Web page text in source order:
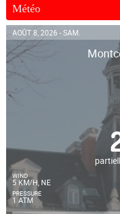
Météo
AOÛT 8, 2026 - SAM.
WIND
5 KM/H, NE
PRESSURE
1 ATM